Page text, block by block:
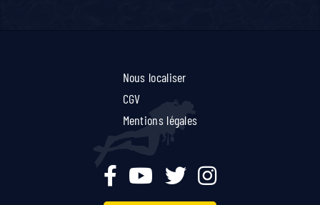
Nous localiser
CGV
Mentions légales